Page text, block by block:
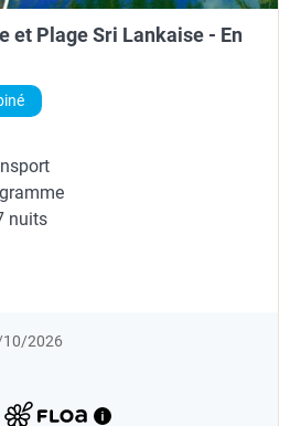
et Plage Sri Lankaise - En
nuits
10/2026